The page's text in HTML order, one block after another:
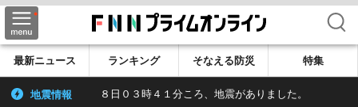
検索
最新ニュース ランキング そなえる防災 特集
地震情報 ８日０３時４１分ころ、地震がありました。